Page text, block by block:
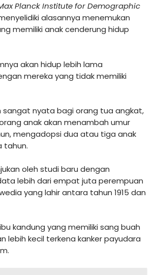
Planck Institute for Demographic
alasannya menemukan
memiliki anak cenderung hidup
akan hidup lebih lama
mereka yang tidak memiliki
sangat nyata bagi orang tua angkat,
anak akan menambah umur
mengadopsi dua atau tiga anak
tahun.
oleh studi baru dengan
lebih dari empat juta perempuan
yang lahir antara tahun 1915 dan
kandung yang memiliki sang buah
lebih kecil terkena kanker payudara